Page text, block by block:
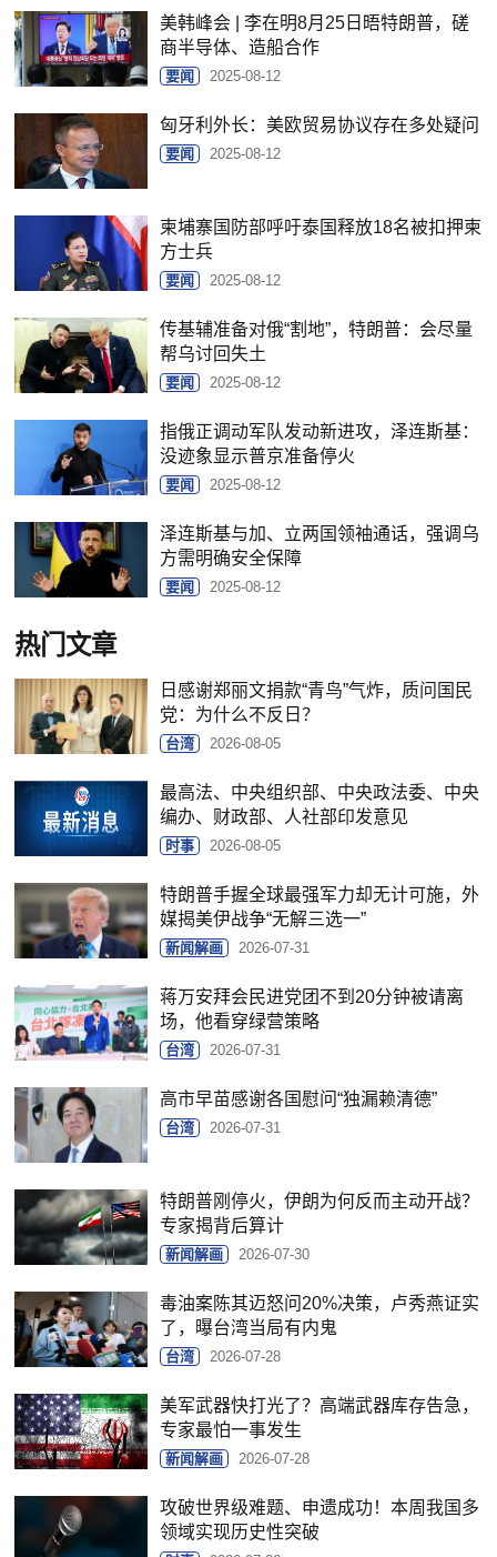
美韩峰会 | 李在明8月25日晤特朗普，磋
商半导体、造船合作
要闻 2025-08-12
匈牙利外长：美欧贸易协议存在多处疑问
要闻 2025-08-12
柬埔寨国防部呼吁泰国释放18名被扣押柬
方士兵
要闻 2025-08-12
传基辅准备对俄“割地”，特朗普：会尽量
帮乌讨回失土
要闻 2025-08-12
指俄正调动军队发动新进攻，泽连斯基：
没迹象显示普京准备停火
要闻 2025-08-12
泽连斯基与加、立两国领袖通话，强调乌
方需明确安全保障
要闻 2025-08-12
热门文章
日感谢郑丽文捐款“青鸟”气炸，质问国民
党：为什么不反日？
台湾 2026-08-05
最高法、中央组织部、中央政法委、中央
编办、财政部、人社部印发意见
时事 2026-08-05
特朗普手握全球最强军力却无计可施，外
媒揭美伊战争“无解三选一”
新闻解画 2026-07-31
蒋万安拜会民进党团不到20分钟被请离
场，他看穿绿营策略
台湾 2026-07-31
高市早苗感谢各国慰问“独漏赖清德”
台湾 2026-07-31
特朗普刚停火，伊朗为何反而主动开战？
专家揭背后算计
新闻解画 2026-07-30
毒油案陈其迈怒问20%决策，卢秀燕证实
了，曝台湾当局有内鬼
台湾 2026-07-28
美军武器快打光了？高端武器库存告急，
专家最怕一事发生
新闻解画 2026-07-28
攻破世界级难题、申遗成功！本周我国多
领域实现历史性突破